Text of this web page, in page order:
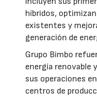
híbridos,
existentes y
generación de
Grupo Bimbo
energía renovable
sus operaciones
centros de